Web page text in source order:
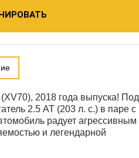
2018 года выпуска! Под
2.5 АТ (203 л. с.) в паре с
радует агрессивным
и легендарной